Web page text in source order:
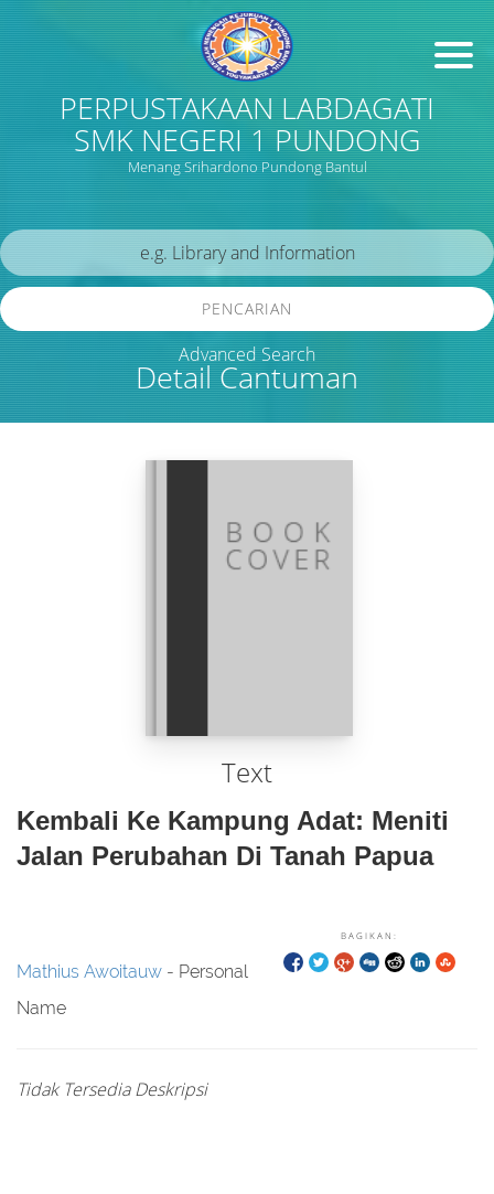
PERPUSTAKAAN LABDAGATI
SMK NEGERI 1 PUNDONG
Menang Srihardono Pundong Bantul
Detail Cantuman
PENCARIAN
Advanced Search
Text
Kembali Ke Kampung Adat: Meniti
Jalan Perubahan Di Tanah Papua
BAGIKAN:
Mathius Awoitauw - Personal
Name
Tidak Tersedia Deskripsi